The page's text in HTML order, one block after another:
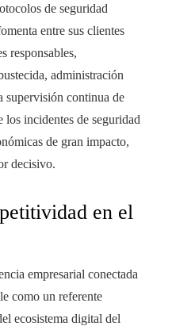
de seguridad
entre sus clientes
responsables,
administración
supervisión continua de
los incidentes de seguridad
de gran impacto,
decisivo.
en el
empresarial conectada
como un referente
ecosistema digital del